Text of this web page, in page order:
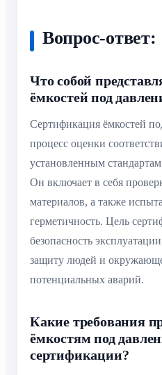
Вопрос-ответ:
Что собой
ёмкостей под
Сертификация ёмкостей
процесс оценки
установленным
Он включает в себя
материалов, а также
герметичность. Цель
безопасность
защиту людей и
потенциальных аварий.
Какие требования
ёмкостям под
сертификации?